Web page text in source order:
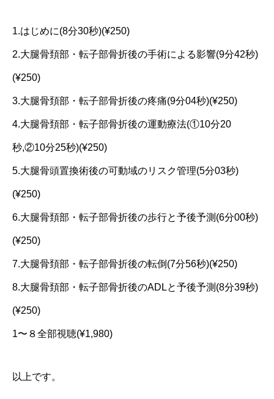
1.はじめに(8分30秒)(¥250)
2.大腿骨頚部・転子部骨折後の手術による影響(9分42秒)
(¥250)
3.大腿骨頚部・転子部骨折後の疼痛(9分04秒)(¥250)
4.大腿骨頚部・転子部骨折後の運動療法(①10分20
秒,②10分25秒)(¥250)
5.大腿骨頭置換術後の可動域のリスク管理(5分03秒)
(¥250)
6.大腿骨頚部・転子部骨折後の歩行と予後予測(6分00秒)
(¥250)
7.大腿骨頚部・転子部骨折後の転倒(7分56秒)(¥250)
8.大腿骨頚部・転子部骨折後のADLと予後予測(8分39秒)
(¥250)
1〜８全部視聴(¥1,980)
以上です。